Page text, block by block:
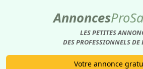
AnnoncesPro
LES PETITES
DES PROFESSIONNELS DE
Votre annonce